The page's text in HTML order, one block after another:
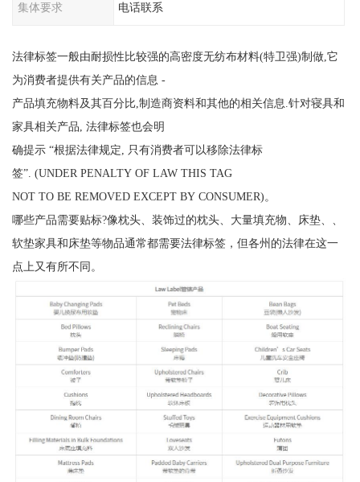
集体要求 电话联系
法律标签一般由耐损性比较强的高密度无纺布材料(特卫强)制做,它
为消费者提供有关产品的信息 -
产品填充物料及其百分比,制造商资料和其他的相关信息.针对寝具和
家具相关产品, 法律标签也会明
确提示 “根据法律规定, 只有消费者可以移除法律标
签”. (UNDER PENALTY OF LAW THIS TAG
NOT TO BE REMOVED EXCEPT BY CONSUMER)。
哪些产品需要贴标?像枕头、装饰过的枕头、大量填充物、床垫、、
软垫家具和床垫等物品通常都需要法律标签，但各州的法律在这一
点上又有所不同。